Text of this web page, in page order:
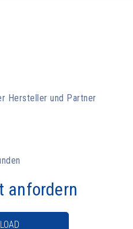
Hersteller und Partner
anfordern